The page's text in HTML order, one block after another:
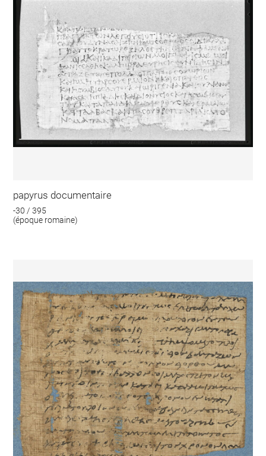
papyrus documentaire
-30 / 395
(époque romaine)